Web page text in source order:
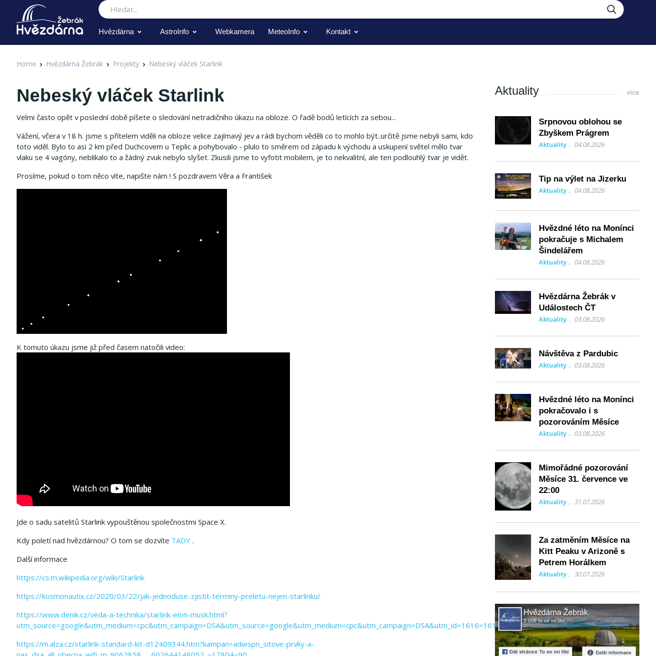
Hledat
Hvězdárna AstroInfo Webkamera MeteoInfo Kontakt
Home Hvězdárna Žebrák Projekty Nebeský vláček Starlink
Nebeský vláček Starlink
Velmi často opět v poslední době píšete o sledování netradičního úkazu na obloze. O řadě bodů letících za sebou...
Vážení, včera v 18 h. jsme s přítelem viděli na obloze velice zajímavý jev a rádi bychom věděli co to mohlo být..určitě jsme nebyli sami, kdo
toto viděl. Bylo to asi 2 km před Duchcovem u Teplic a pohybovalo - plulo to směrem od západu k východu a uskupení světel mělo tvar
vlaku se 4 vagóny, neblikalo to a žádný zvuk nebylo slyšet. Zkusili jsme to vyfotit mobilem, je to nekvalitní, ale ten podlouhlý tvar je vidět.
Prosíme, pokud o tom něco víte, napište nám ! S pozdravem Věra a František
K tomuto úkazu jsme již před časem natočili video:
Jde o sadu satelitů Starlink vypouštěnou společnostmi Space X.
Kdy poletí nad hvězdárnou? O tom se dozvíte TADY .
Další informace
https://cs.m.wikipedia.org/wiki/Starlink
https://kosmonautix.cz/2020/03/22/jak-jednoduse-zjistit-terminy-preletu-nejen-starlinku/
https://www.denik.cz/veda-a-technika/starlink-elon-musk.html?
utm_source=google&utm_medium=cpc&utm_campaign=DSA&utm_source=google&utm_medium=cpc&utm_campaign=DSA&utm_id=1616=1616=1616=1616=1616=1616=1616=
https://m.alza.cz/starlink-standard-kit-d12409344.htm?kampan=adwspn_sitove-prvky-a-
Aktuality více
Srpnovou oblohou se
Zbyškem Prágrem
Aktuality 04.08.2026
Tip na výlet na Jizerku
Aktuality 04.08.2026
Hvězdné léto na Monínci
pokračuje s Michalem
Šindelářem
Aktuality 04.08.2026
Hvězdárna Žebrák v
Událostech ČT
Aktuality 03.08.2026
Návštěva z Pardubic
Aktuality 03.08.2026
Hvězdné léto na Monínci
pokračovalo i s
pozorováním Měsíce
Aktuality 03.08.2026
Mimořádné pozorování
Měsíce 31. července ve
22:00
Aktuality 31.07.2026
Za zatměním Měsíce na
Kitt Peaku v Arizoně s
Petrem Horálkem
Aktuality 30.07.2026